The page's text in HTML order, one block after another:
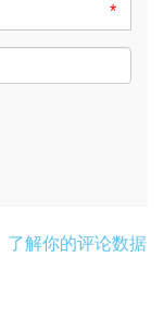
*
了解你的评论数据